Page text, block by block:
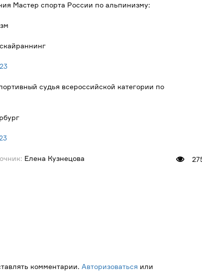
Мастер спорта России по альпинизму:
судья всероссийской категории по
Елена Кузнецова
комментарии. Авторизоваться или